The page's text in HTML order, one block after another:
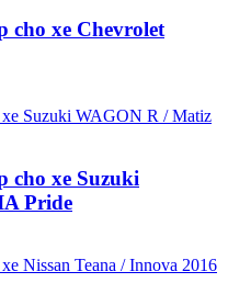
cho xe Chevrolet
cho xe Suzuki
Pride